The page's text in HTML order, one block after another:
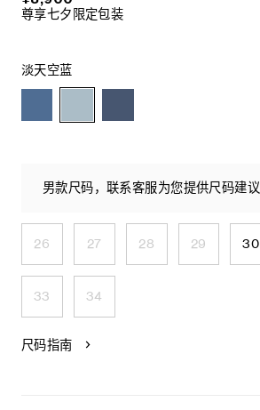
尊享七夕限定包装
淡天空蓝
男款尺码，联系客服为您提供尺码建议
26 27 28 29 30
33 34
尺码指南